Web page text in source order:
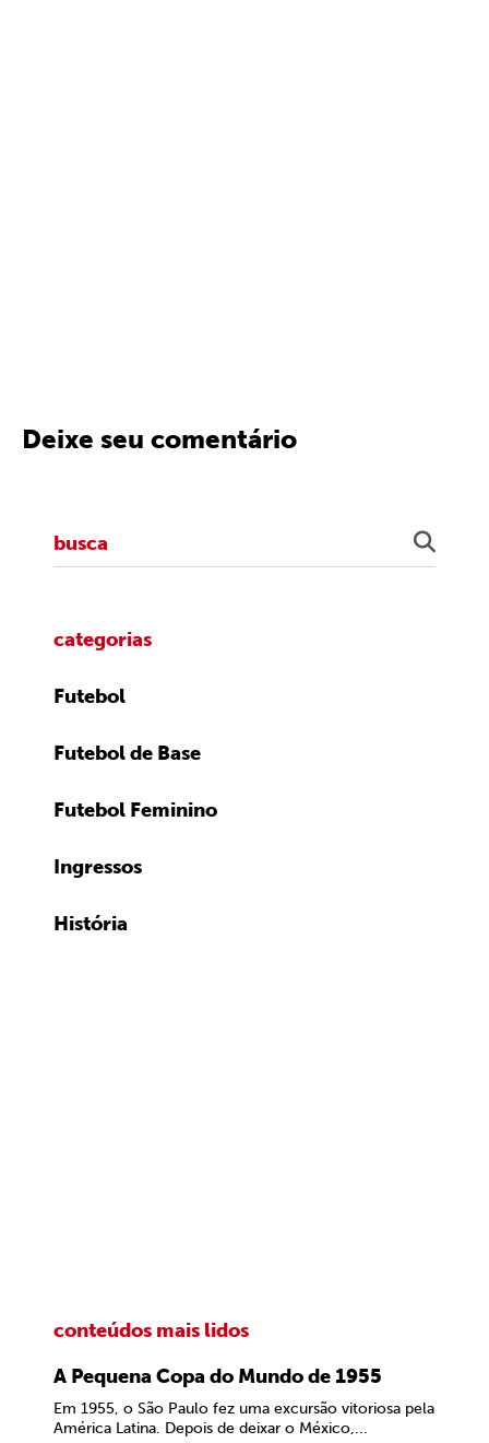
Deixe seu comentário
categorias
Futebol
Futebol de Base
Futebol Feminino
Ingressos
História
conteúdos mais lidos
A Pequena Copa do Mundo de 1955
Em 1955, o São Paulo fez uma excursão vitoriosa pela
América Latina. Depois de deixar o México,...